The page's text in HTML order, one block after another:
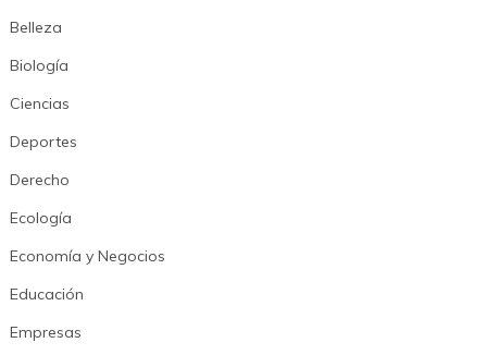
Belleza
Biología
Ciencias
Deportes
Derecho
Ecología
Economía y Negocios
Educación
Empresas